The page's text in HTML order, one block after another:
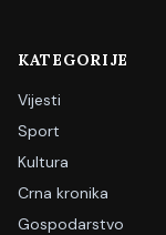
KATEGORIJE
Vijesti
Sport
Kultura
Crna kronika
Gospodarstvo